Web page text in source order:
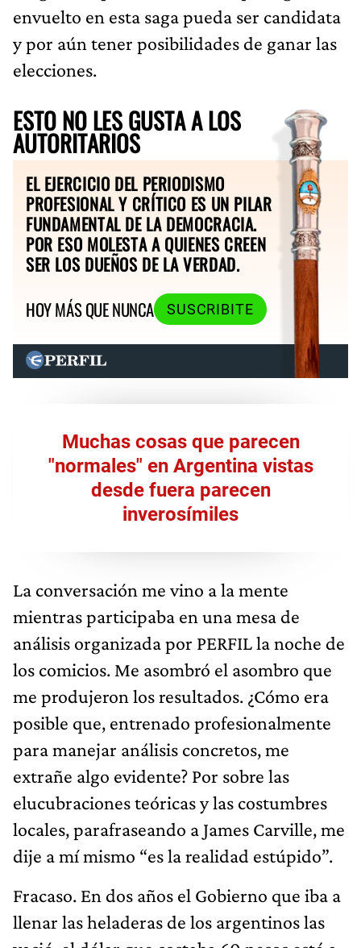
envuelto en esta saga pueda ser candidata
y por aún tener posibilidades de ganar las
elecciones.
ESTO NO LES GUSTA A LOS
AUTORITARIOS
EL EJERCICIO DEL PERIODISMO
PROFESIONAL Y CRÍTICO ES UN PILAR
FUNDAMENTAL DE LA DEMOCRACIA.
POR ESO MOLESTA A QUIENES CREEN
SER LOS DUEÑOS DE LA VERDAD.
HOY MÁS QUE NUNCA
SUSCRIBITE
Muchas cosas que parecen
"normales" en Argentina vistas
desde fuera parecen
inverosímiles
La conversación me vino a la mente
mientras participaba en una mesa de
análisis organizada por PERFIL la noche de
los comicios. Me asombró el asombro que
me produjeron los resultados. ¿Cómo era
posible que, entrenado profesionalmente
para manejar análisis concretos, me
extrañe algo evidente? Por sobre las
elucubraciones teóricas y las costumbres
locales, parafraseando a James Carville, me
dije a mí mismo “es la realidad estúpido”.
Fracaso. En dos años el Gobierno que iba a
llenar las heladeras de los argentinos las